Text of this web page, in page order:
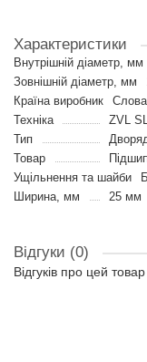
Характеристики
Внутрішній діаметр, мм
Зовнішній діаметр, мм
Країна виробник
Техніка
ZVL
Тип
Товар
Ущільнення та шайби
Ширина, мм
25 мм
Відгуки (0)
Відгуків про цей